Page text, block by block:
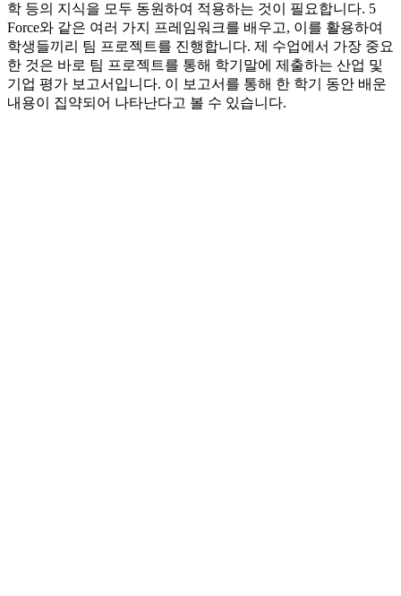
학 등의 지식을 모두 동원하여 적용하는 것이 필요합니다. 5
Force와 같은 여러 가지 프레임워크를 배우고, 이를 활용하여
학생들끼리 팀 프로젝트를 진행합니다. 제 수업에서 가장 중요
한 것은 바로 팀 프로젝트를 통해 학기말에 제출하는 산업 및
기업 평가 보고서입니다. 이 보고서를 통해 한 학기 동안 배운
내용이 집약되어 나타난다고 볼 수 있습니다.